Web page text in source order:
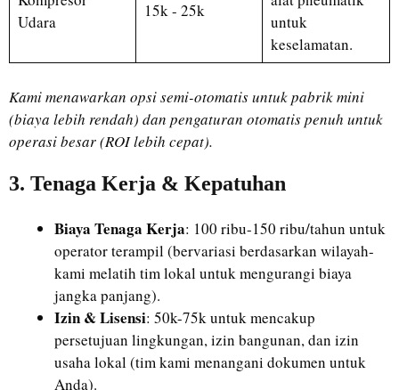
Udara
15k - 25k
untuk
keselamatan.
Kami menawarkan opsi semi-otomatis untuk pabrik mini
(biaya lebih rendah) dan pengaturan otomatis penuh untuk
operasi besar (ROI lebih cepat).
3. Tenaga Kerja & Kepatuhan
Biaya Tenaga Kerja: 100 ribu-150 ribu/tahun untuk
operator terampil (bervariasi berdasarkan wilayah-
kami melatih tim lokal untuk mengurangi biaya
jangka panjang).
Izin & Lisensi: 50k-75k untuk mencakup
persetujuan lingkungan, izin bangunan, dan izin
usaha lokal (tim kami menangani dokumen untuk
Anda).